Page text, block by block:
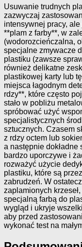
Usuwanie trudnych
zazwyczaj
intensywnej pracy,
**plam z farby**, w
(wodorozcieńczalna,
specjalne zmywacze
plastiku (zawsze
również delikatne
plastikowej karty lub
miejsca łagodnym
rdzy**, które często
stało w pobliżu
spróbować użyć
specjalistycznych
sztucznych. Czasem
z rdzy octem lub
a następnie dokładne
bardzo uporczywe i
rozważyć użycie
plastiku, które są
zabrudzeń. W
zaplamionych
specjalną farbą do
wygląd i ukryje
aby przed
wykonać test na